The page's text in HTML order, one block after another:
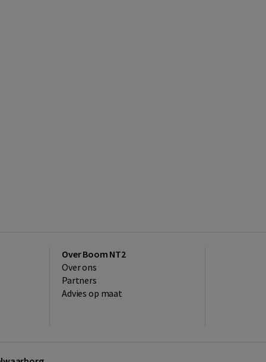
Over Boom NT2
Over ons
Partners
Advies op maat